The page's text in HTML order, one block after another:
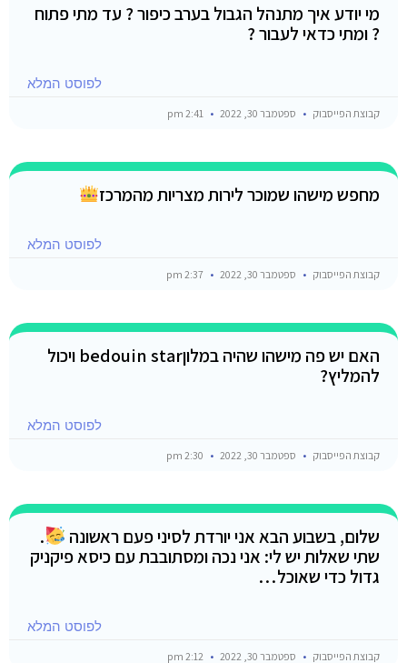
מי יודע איך מתנהל הגבול בערב כיפור ? עד מתי פתוח
? ומתי כדאי לעבור ?
לפוסט המלא
קבוצת הפייסבוק ספטמבר 30, 2022
מחפש מישהו שמוכר לירות מצריות מהמרכז
לפוסט המלא
קבוצת הפייסבוק ספטמבר 30, 2022
האם יש פה מישהו שהיה במלוןbedouin star ויכול
להמליץ?
לפוסט המלא
קבוצת הפייסבוק ספטמבר 30, 2022
שלום, בשבוע הבא אני יורדת לסיני פעם ראשונה
.
שתי שאלות יש לי: אני נכה ומסתובבת עם כיסא פיקניק
גדול כדי שאוכל…
לפוסט המלא
קבוצת הפייסבוק ספטמבר 30, 2022